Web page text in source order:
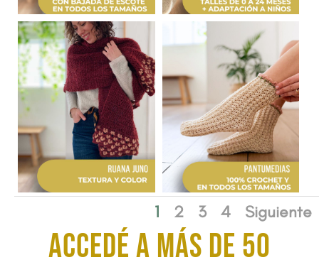
1 2 3 4 Siguiente
ACCEDÉ A MÁS DE 50